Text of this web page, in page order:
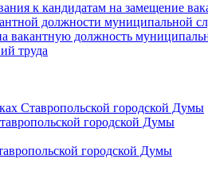
к кандидатам на замещение
должности муниципальной
вакантную должность
труда
Ставропольской городской Думы
городской Думы
городской Думы